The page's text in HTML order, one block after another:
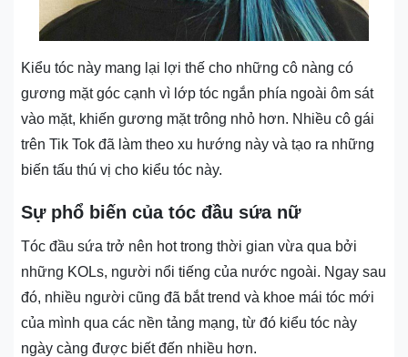
Kiểu tóc này mang lại lợi thế cho những cô nàng có
gương mặt góc cạnh vì lớp tóc ngắn phía ngoài ôm sát
vào mặt, khiến gương mặt trông nhỏ hơn. Nhiều cô gái
trên Tik Tok đã làm theo xu hướng này và tạo ra những
biến tấu thú vị cho kiểu tóc này.
Sự phổ biến của tóc đầu sứa nữ
Tóc đầu sứa trở nên hot trong thời gian vừa qua bởi
những KOLs, người nổi tiếng của nước ngoài. Ngay sau
đó, nhiều người cũng đã bắt trend và khoe mái tóc mới
của mình qua các nền tảng mạng, từ đó kiểu tóc này
ngày càng được biết đến nhiều hơn.